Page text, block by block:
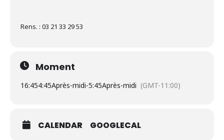
Rens. : 03 21 33 29 53
Moment
16:454:45Après-midi-5:45Après-midi (GMT-11:00)
CALENDAR GOOGLECAL